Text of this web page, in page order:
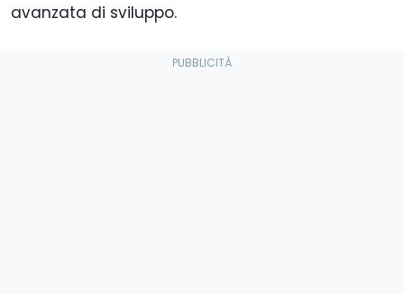
avanzata di sviluppo.